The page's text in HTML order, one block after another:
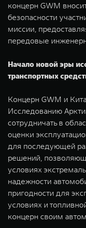
концерн GWM
безопасности
миссии,
передовые
Начало новой эры
транспортных
Концерн GWM и
Исследованию
сотрудничать в
оценки
для последующей
решений,
условиях
надежности
пригодности для
условиях и
концерн своим